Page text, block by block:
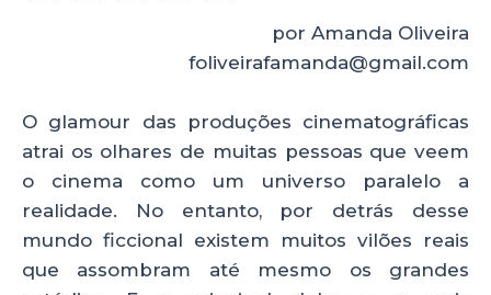
A
p
p
b
o
o
k
k
e
dI
n
a
re
por Amanda Oliveira
foliveirafamanda@gmail.com
O glamour das produções cinematográficas
atrai os olhares de muitas pessoas que veem
o cinema como um universo paralelo a
realidade. No entanto, por detrás desse
mundo ficcional existem muitos vilões reais
que assombram até mesmo os grandes